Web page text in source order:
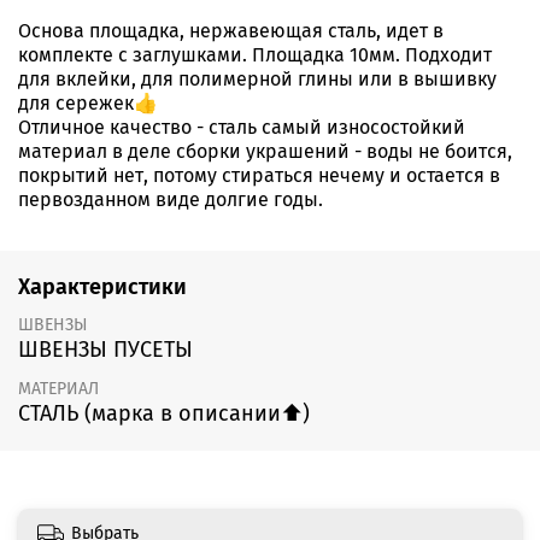
Основа площадка, нержавеющая сталь, идет в
комплекте с заглушками. Площадка 10мм. Подходит
для вклейки, для полимерной глины или в вышивку
для сережек👍
Отличное качество - сталь самый износостойкий
материал в деле сборки украшений - воды не боится,
покрытий нет, потому стираться нечему и остается в
первозданном виде долгие годы.
Характеристики
ШВЕНЗЫ
ШВЕНЗЫ ПУСЕТЫ
МАТЕРИАЛ
СТАЛЬ (марка в описании⬆️)
Выбрать